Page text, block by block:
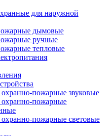
для наружной
дымовые
ручные
тепловые
пожарные звуковые
пожарные
пожарные световые